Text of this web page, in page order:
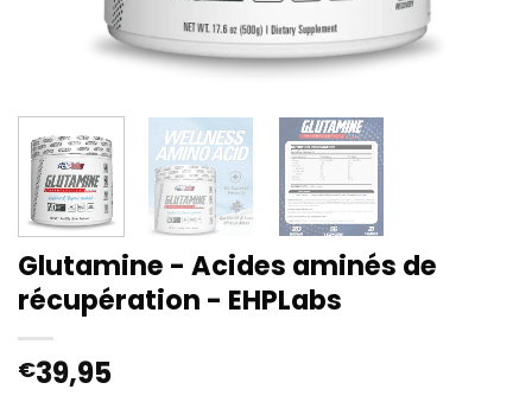
Glutamine - Acides aminés de
récupération - EHPLabs
€39,95